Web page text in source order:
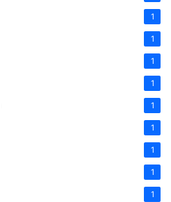
1
1
1
1
1
1
1
1
1